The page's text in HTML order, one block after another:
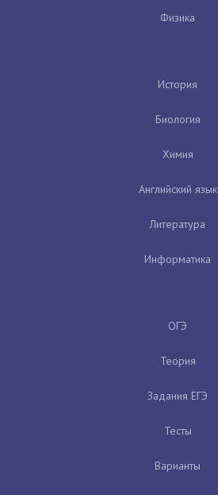
Физика
История
Биология
Химия
Английский язык
Литература
Информатика
ОГЭ
Теория
Задания ЕГЭ
Тесты
Варианты